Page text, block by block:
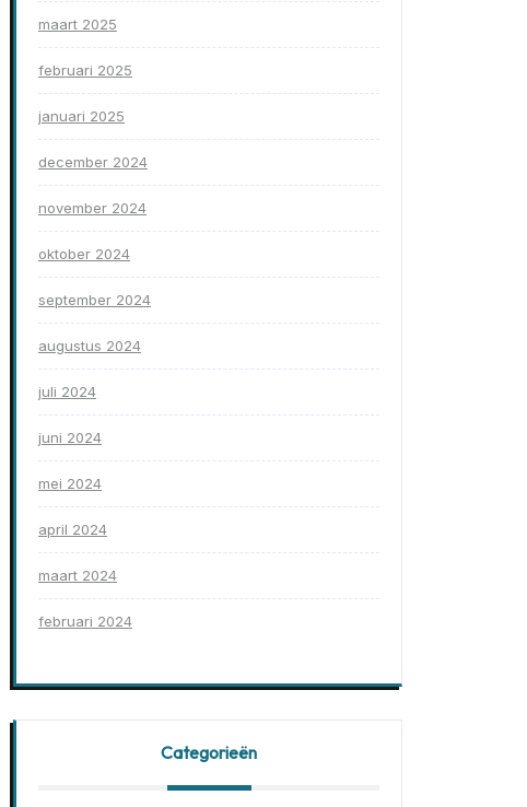
maart 2025
februari 2025
januari 2025
december 2024
november 2024
oktober 2024
september 2024
augustus 2024
juli 2024
juni 2024
mei 2024
april 2024
maart 2024
februari 2024
Categorieën